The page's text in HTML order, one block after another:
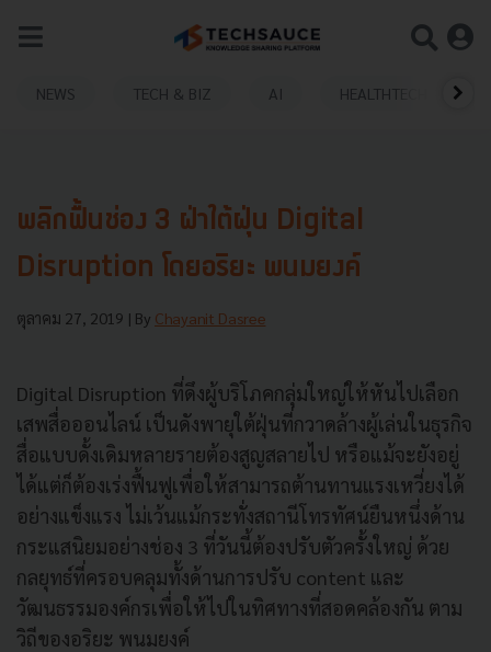
NEWS TECH & BIZ AI HEALTHTECH
พลิกฟื้นช่อง 3 ฝ่าใต้ฝุ่น Digital
Disruption โดยอริยะ พนมยงค์
ตุลาคม 27, 2019 | By Chayanit Dasree
Digital Disruption ที่ดึงผู้บริโภคกลุ่มใหญ่ให้หันไปเลือก
เสพสื่อออนไลน์ เป็นดังพายุใต้ฝุ่นที่กวาดล้างผู้เล่นในธุรกิจ
สื่อแบบดั้งเดิมหลายรายต้องสูญสลายไป หรือแม้จะยังอยู่
ได้แต่ก็ต้องเร่งฟื้นฟูเพื่อให้สามารถต้านทานแรงเหวี่ยงได้
อย่างแข็งแรง ไม่เว้นแม้กระทั่งสถานีโทรทัศน์ยืนหนึ่งด้าน
กระแสนิยมอย่างช่อง 3 ที่วันนี้ต้องปรับตัวครั้งใหญ่ ด้วย
กลยุทธ์ที่ครอบคลุมทั้งด้านการปรับ content และ
วัฒนธรรมองค์กรเพื่อให้ไปในทิศทางที่สอดคล้องกัน ตาม
วิถีของอริยะ พนมยงค์